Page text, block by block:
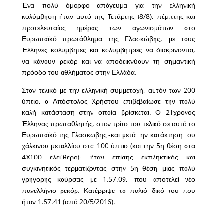
Ένα πολύ όμορφο απόγευμα για την ελληνική
κολύμβηση ήταν αυτό της Τετάρτης (8/8), πέμπτης και
προτελευταίας ημέρας των αγωνισμάτων στο
Ευρωπαϊκό πρωτάθλημα της Γλασκώβης, με τους
Έλληνες κολυμβητές και κολυμβήτριες να διακρίνονται,
να κάνουν ρεκόρ και να αποδεικνύουν τη σημαντική
πρόοδο του αθλήματος στην Ελλάδα.
Στον τελικό με την ελληνική συμμετοχή, αυτόν των 200
ύπτιο, ο Απόστολος Χρήστου επιβεβαίωσε την πολύ
καλή κατάσταση στην οποία βρίσκεται. Ο 21χρονος
Έλληνας πρωταθλητής, στον τρίτο του τελικό σε αυτό το
Ευρωπαϊκό της Γλασκώβης -και μετά την κατάκτηση του
χάλκινου μεταλλίου στα 100 ύπτιο (και την 5η θέση στα
4Χ100 ελεύθερο)- ήταν επίσης εκπληκτικός και
συγκινητικός τερματίζοντας στην 5η θέση μιας πολύ
γρήγορης κούρσας με 1.57.09, που αποτελεί νέο
πανελλήνιο ρεκόρ. Κατέρριψε το παλιό δικό του που
ήταν 1.57.41 (από 20/5/2016).